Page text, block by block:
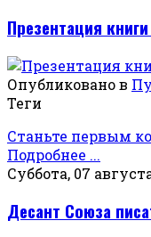
Презентация
Опубликовано в
Теги
Станьте первым
Подробнее ...
Суббота, 07
Десант Союза